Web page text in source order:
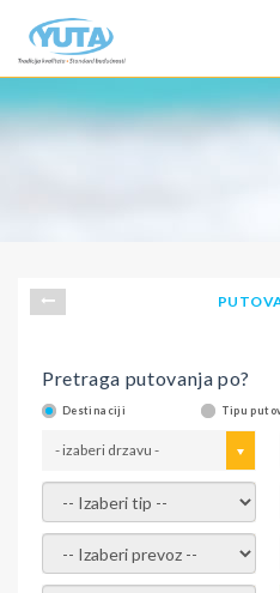
Pretraga putovanja po?
Destinaciji Tipu
- izaberi drzavu -
- izaberi tip -
- izaberi prevoz -